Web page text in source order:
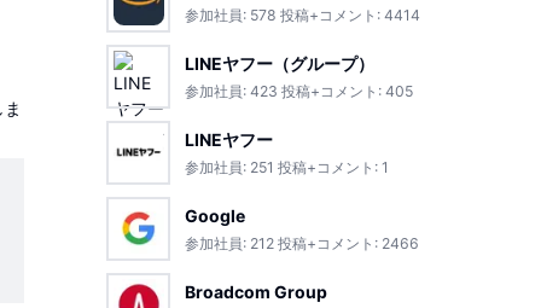
参加社員: 578 投稿+コメント: 4414
LINEヤフー（グループ）
参加社員: 423 投稿+コメント: 405
LINEヤフー
参加社員: 251 投稿+コメント: 1
Google
参加社員: 212 投稿+コメント: 2466
Broadcom Group